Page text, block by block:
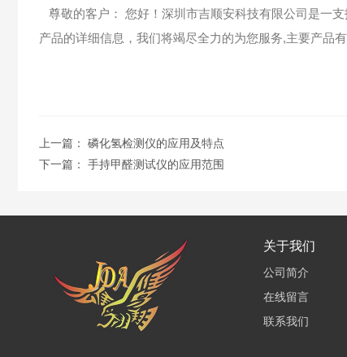
尊敬的客户：
您好！深圳市吉顺安科技有限公司是一
产品的详细信息，我们将竭尽全力的为您服务,主要产品
上一篇： 磷化氢检测仪的应用及特点
下一篇： 手持甲醛测试仪的应用范围
关于我们
公司简介
在线留言
联系我们